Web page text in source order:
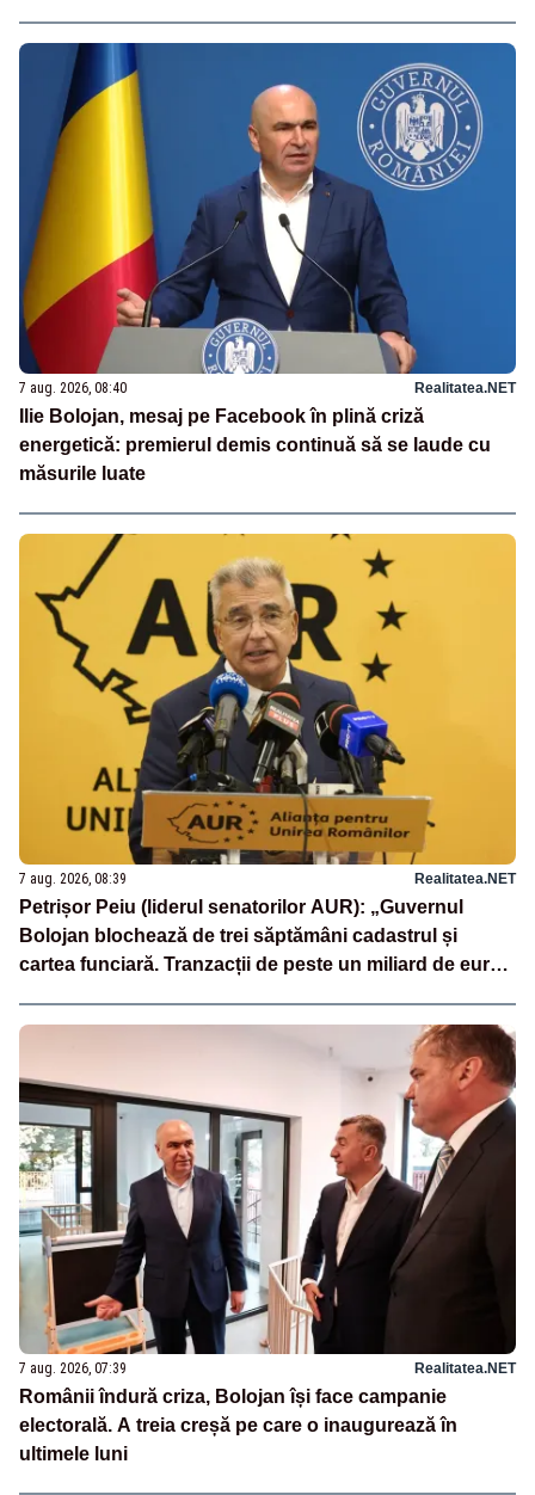
7 aug. 2026, 08:40 Realitatea.NET
Ilie Bolojan, mesaj pe Facebook în plină criză
energetică: premierul demis continuă să se laude cu
măsurile luate
7 aug. 2026, 08:39 Realitatea.NET
Petrișor Peiu (liderul senatorilor AUR): „Guvernul
Bolojan blochează de trei săptămâni cadastrul și
cartea funciară. Tranzacții de peste un miliard de euro
termen clar”
7 aug. 2026, 07:39 Realitatea.NET
Românii îndură criza, Bolojan își face campanie
electorală. A treia creșă pe care o inaugurează în
ultimele luni